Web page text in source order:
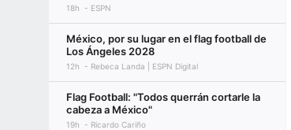
18h ESPN
México, por su lugar en el flag football de
Los Ángeles 2028
12h Rebeca Landa | ESPN Digital
Flag Football: "Todos querrán cortarle la
cabeza a México"
19h Ricardo Cariño